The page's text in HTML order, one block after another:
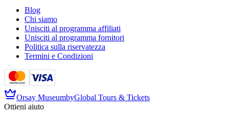
Blog
Chi siamo
Unisciti al programma affiliati
Unisciti al programma fornitori
Politica sulla riservatezza
Termini e Condizioni
Orsay MuseumbyGlobal Tours & Tickets
Ottieni aiuto